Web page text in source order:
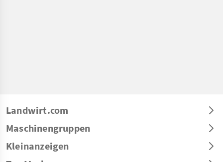
Landwirt.com
Maschinengruppen
Kleinanzeigen